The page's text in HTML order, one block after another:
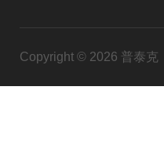
Copyright © 2026 普泰克